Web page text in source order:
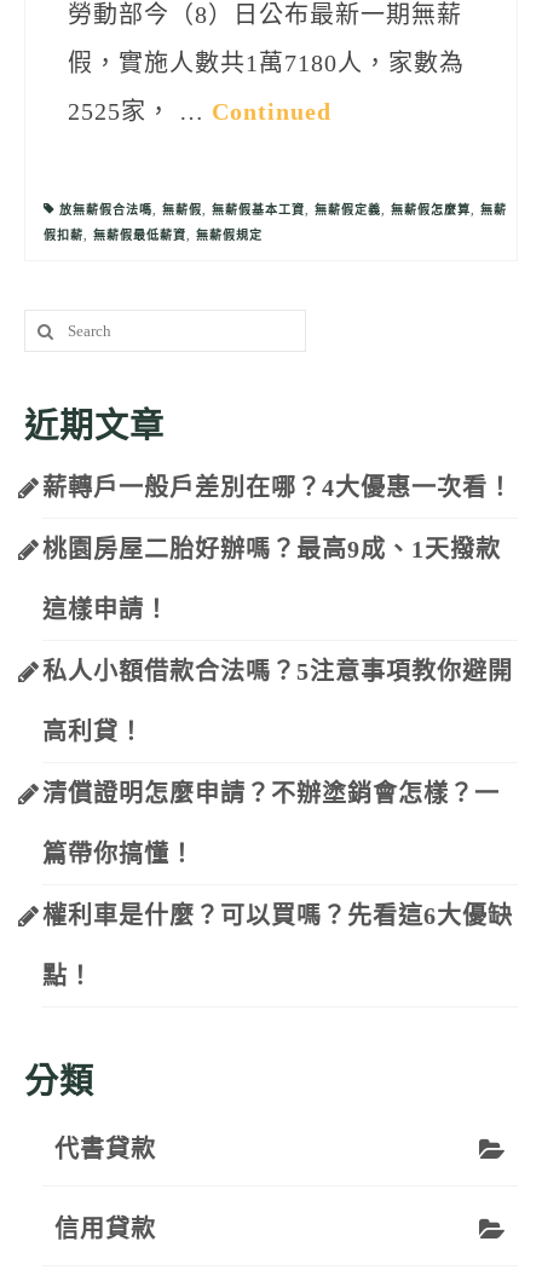
勞動部今（8）日公布最新一期無薪
假，實施人數共1萬7180人，家數為
2525家， … Continued
放無薪假合法嗎, 無薪假, 無薪假基本工資, 無薪假定義, 無薪假怎麼算, 無薪
假扣薪, 無薪假最低薪資, 無薪假規定
Search
for:
近期文章
薪轉戶一般戶差別在哪？4大優惠一次看！
桃園房屋二胎好辦嗎？最高9成、1天撥款
這樣申請！
私人小額借款合法嗎？5注意事項教你避開
高利貸！
清償證明怎麼申請？不辦塗銷會怎樣？一
篇帶你搞懂！
權利車是什麼？可以買嗎？先看這6大優缺
點！
分類
代書貸款
信用貸款